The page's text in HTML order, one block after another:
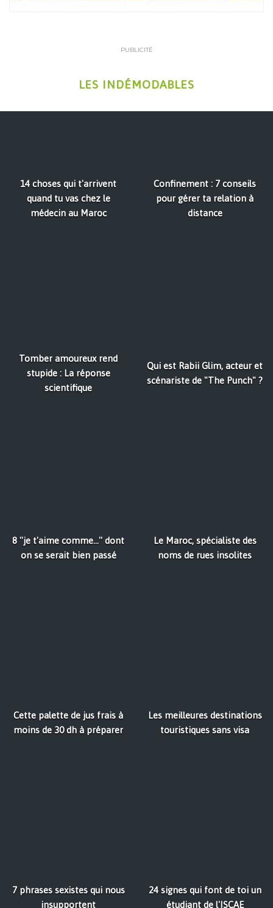
PUBLICITÉ
LES INDÉMODABLES
14 choses qui t'arrivent
quand tu vas chez le
médecin au Maroc
Confinement : 7 conseils
pour gérer ta relation à
distance
Tomber amoureux rend
stupide : La réponse
scientifique
Qui est Rabii Glim, acteur et
scénariste de "The Punch" ?
8 ''je t'aime comme...'' dont
on se serait bien passé
Le Maroc, spécialiste des
noms de rues insolites
Cette palette de jus frais à
moins de 30 dh à préparer
Les meilleures destinations
touristiques sans visa
7 phrases sexistes qui nous
insupportent
24 signes qui font de toi un
étudiant de l'ISCAE